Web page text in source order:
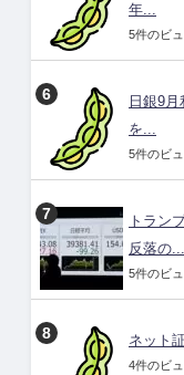
年...
5件のビ
日銀9
を...
5件のビ
トラン
反落の...
5件のビ
ネット
4件のビ